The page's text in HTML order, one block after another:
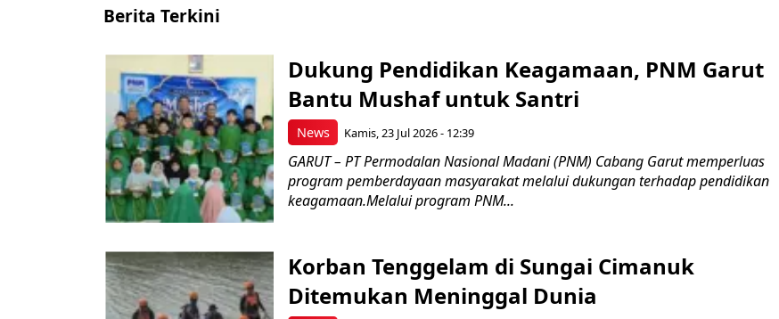
Berita Terkini
News
Dukung Pendidikan Keagamaan, PNM Garut
Bantu Mushaf untuk Santri
Kamis, 23 Jul 2026 - 12:39
GARUT – PT Permodalan Nasional Madani (PNM) Cabang Garut memperluas
program pemberdayaan masyarakat melalui dukungan terhadap pendidikan
keagamaan.Melalui program PNM...
Korban Tenggelam di Sungai Cimanuk
Ditemukan Meninggal Dunia